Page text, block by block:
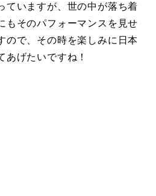
ていますが、世の中が落ち着
もそのパフォーマンスを見せ
ので、その時を楽しみに日本
あげたいですね！